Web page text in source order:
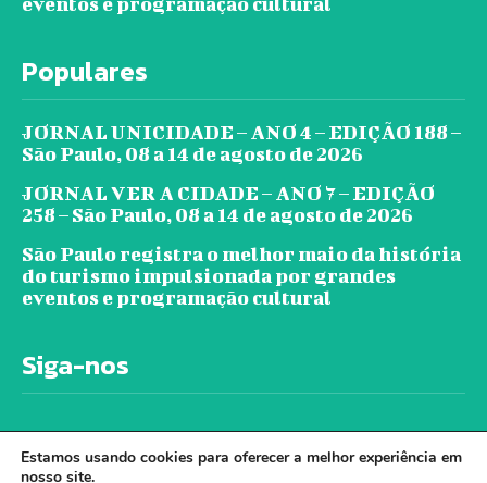
Populares
JORNAL UNICIDADE – ANO 4 – EDIÇÃO 188 –
São Paulo, 08 a 14 de agosto de 2026
JORNAL VER A CIDADE – ANO 7 – EDIÇÃO
258 – São Paulo, 08 a 14 de agosto de 2026
São Paulo registra o melhor maio da história
do turismo impulsionada por grandes
eventos e programação cultural
Siga-nos
Estamos usando cookies para oferecer a melhor experiência em
nosso site.